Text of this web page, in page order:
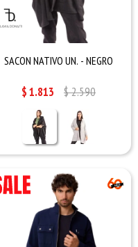
SACON NATIVO UN. - NEGRO
$1.813 $2.590